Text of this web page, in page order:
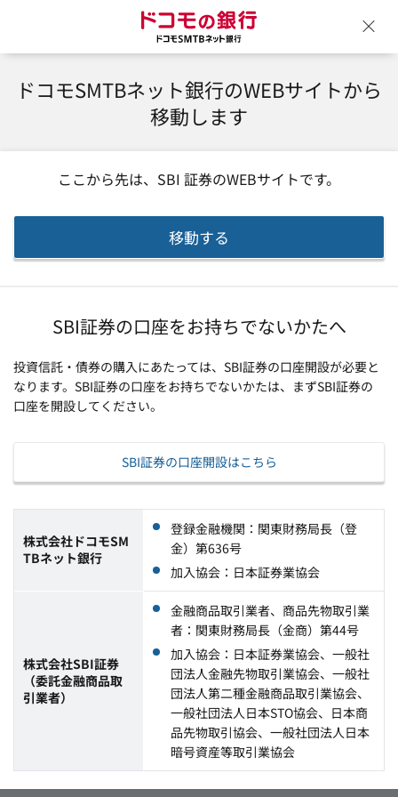
ドコモSMTBネット銀行のWEBサイトから
移動します
ここから先は、 SBI 証券のWEBサイトです。
移動する
SBI証券の口座をお持ちでないかたへ
投資信託・債券の購入にあたっては、SBI証券の口座開設が必要と
なります。SBI証券の口座をお持ちでないかたは、まずSBI証券の
口座を開設してください。
SBI証券の口座開設はこちら
株式会社ドコモSM
TBネット銀行
登録金融機関：関東財務局長（登
金）第636号
加入協会：日本証券業協会
株式会社SBI証券
（委託金融商品取
引業者）
金融商品取引業者、商品先物取引業
者：関東財務局長（金商）第44号
加入協会：日本証券業協会、一般社
団法人金融先物取引業協会、一般社
団法人第二種金融商品取引業協会、
一般社団法人日本STO協会、日本商
品先物取引協会、一般社団法人日本
暗号資産等取引業協会